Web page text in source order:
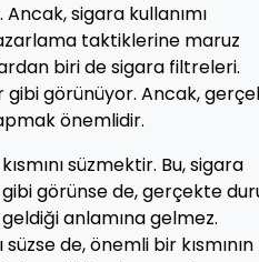
sigara kullanımı
taktiklerine maruz
biri de sigara filtreleri.
gibi görünüyor. Ancak,
önemlidir.
süzmektir. Bu, sigara
görünse de, gerçekte
anlamına gelmez.
de, önemli bir